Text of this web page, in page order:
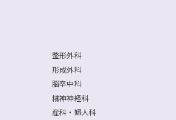
整形外科
形成外科
脳卒中科
精神神経科
産科・婦人科